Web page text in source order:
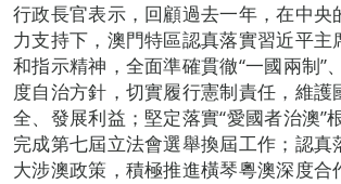
行政長官表示，回顧過去一年，在中央
力支持下，澳門特區認真落實習近平主
和指示精神，全面準確貫徹“一國兩制”
度自治方針，切實履行憲制責任，維護
全、發展利益；堅定落實“愛國者治澳”
完成第七屆立法會選舉換屆工作；認真
大涉澳政策，積極推進橫琴粵澳深度合